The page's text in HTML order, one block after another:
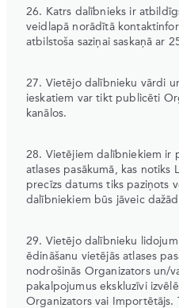
26. Katrs dalībnieks ir
veidlapā norādītā
atbilstoša saziņai saskaņā ar
27. Vietējo dalībnieku vārdi
ieskatiem var tikt publicēti
kanālos.
28. Vietējiem dalībniekiem ir
atlases pasākumā, kas notiks
precīzs datums tiks paziņots
dalībniekiem būs jāveic
29. Vietējo dalībnieku
ēdināšanu vietējās atlases
nodrošinās Organizators un/
pakalpojumus ekskluzīvi
Organizators vai Importētājs.